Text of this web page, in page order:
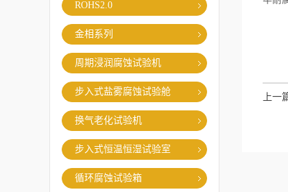
ROHS2.0
金相系列
周期浸润腐蚀试验机
步入式盐雾腐蚀试验舱
换气老化试验机
步入式恒温恒湿试验室
循环腐蚀试验箱
上一